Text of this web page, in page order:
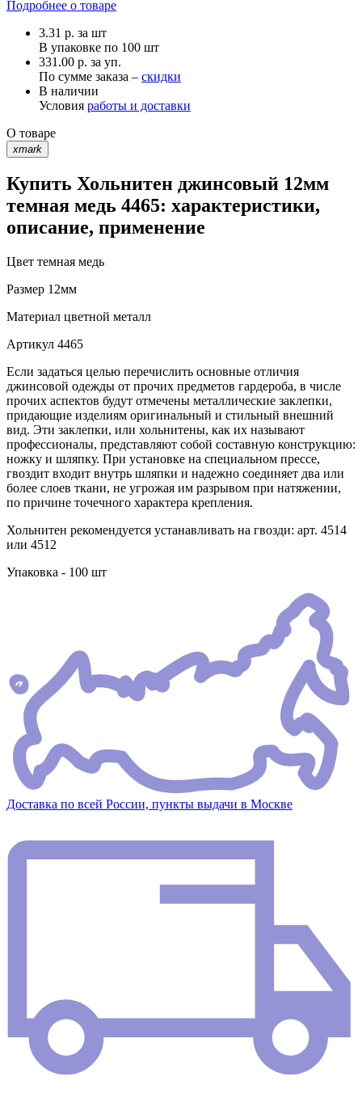
Подробнее о товаре
3.31 р. за шт
В упаковке по 100 шт
331.00 р. за уп.
По сумме заказа – скидки
В наличии
Условия работы и доставки
О товаре
xmark
Купить Хольнитен джинсовый 12мм
темная медь 4465: характеристики,
описание, применение
Цвет темная медь
Размер 12мм
Материал цветной металл
Артикул 4465
Если задаться целью перечислить основные отличия
джинсовой одежды от прочих предметов гардероба, в числе
прочих аспектов будут отмечены металлические заклепки,
придающие изделиям оригинальный и стильный внешний
вид. Эти заклепки, или хольнитены, как их называют
профессионалы, представляют собой составную конструкцию:
ножку и шляпку. При установке на специальном прессе,
гвоздит входит внутрь шляпки и надежно соединяет два или
более слоев ткани, не угрожая им разрывом при натяжении,
по причине точечного характера крепления.
Хольнитен рекомендуется устанавливать на гвозди: арт. 4514
или 4512
Упаковка - 100 шт
Доставка по всей России, пункты выдачи в Москве